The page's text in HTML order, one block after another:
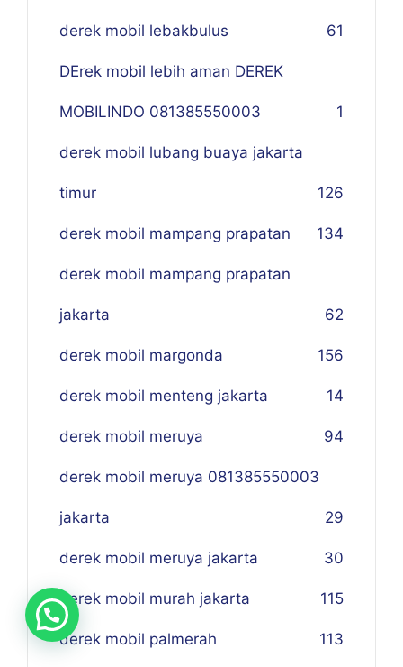
derek mobil lebakbulus 61
DErek mobil lebih aman DEREK
MOBILINDO 081385550003 1
derek mobil lubang buaya jakarta
timur 126
derek mobil mampang prapatan 134
derek mobil mampang prapatan
jakarta 62
derek mobil margonda 156
derek mobil menteng jakarta 14
derek mobil meruya 94
derek mobil meruya 081385550003
jakarta 29
derek mobil meruya jakarta 30
derek mobil murah jakarta 115
derek mobil palmerah 113